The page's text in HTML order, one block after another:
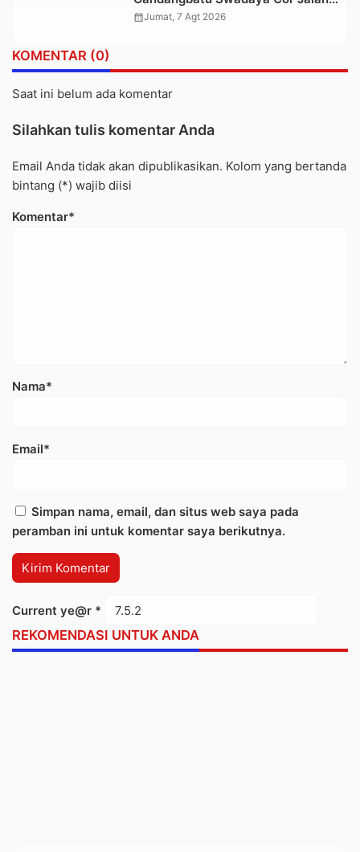
Kabupaten
calendar_monthJumat, 7 Agt 2026
KOMENTAR (0)
Saat ini belum ada komentar
Silahkan tulis komentar Anda
Email Anda tidak akan dipublikasikan. Kolom yang bertanda
bintang (*) wajib diisi
Komentar*
Nama*
Email*
Simpan nama, email, dan situs web saya pada
peramban ini untuk komentar saya berikutnya.
Current ye@r *
REKOMENDASI UNTUK ANDA